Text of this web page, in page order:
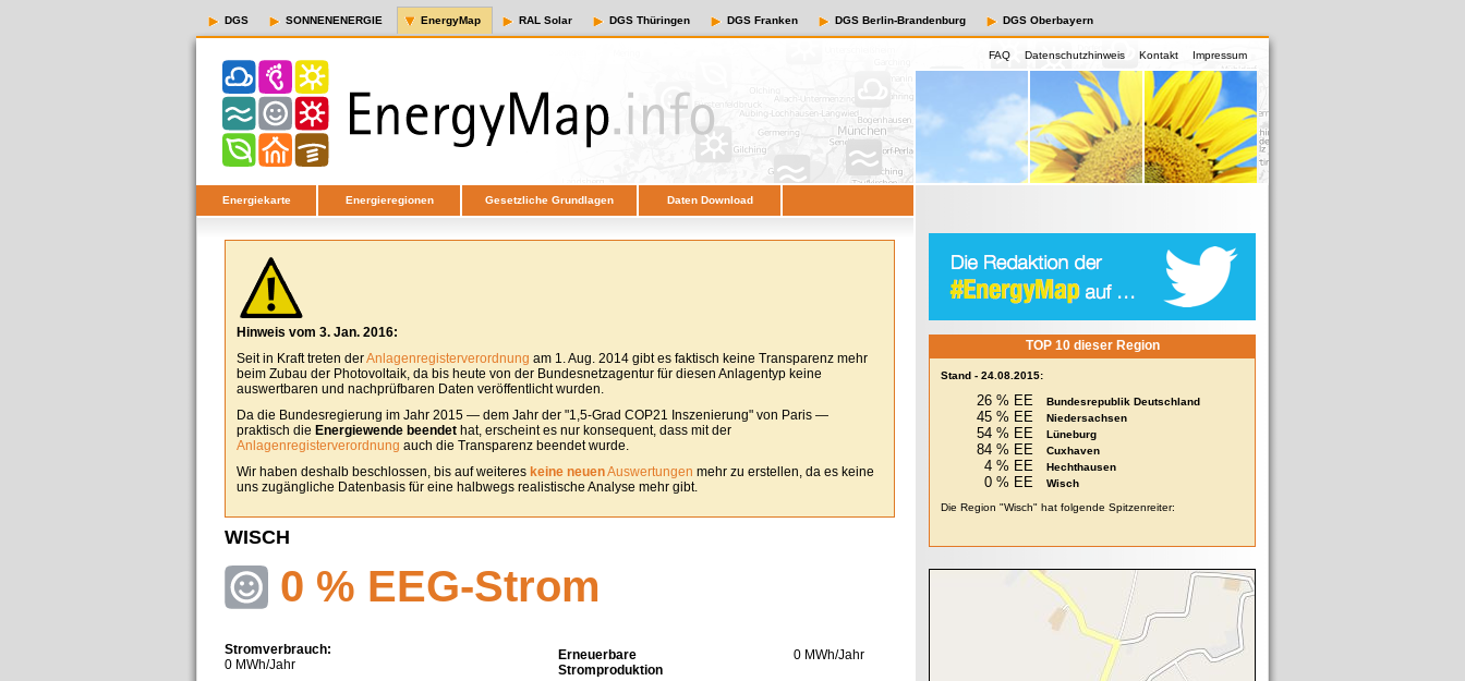
DGS SONNENENERGIE EnergyMap RAL Solar DGS Thüringen DGS Franken DGS Berlin-Brandenburg DGS Oberbayern
FAQ Datenschutzhinweis Kontakt Impressum
Energiekarte Energieregionen Gesetzliche Grundlagen Daten Download
Hinweis vom 3. Jan. 2016:
Seit in Kraft treten derAnlagenregisterverordnung am 1. Aug. 2014 gibt es faktisch keine Transparenz mehr
beim Zubau der Photovoltaik, da bis heute von der Bundesnetzagentur für diesen Anlagentyp keine
auswertbaren und nachprüfbaren Daten veröffentlicht wurden.
Da die Bundesregierung im Jahr 2015 — dem Jahr der "1,5-Grad COP21 Inszenierung" von Paris —
praktisch die Energiewende beendet hat, erscheint es nur konsequent, dass mit der
Anlagenregisterverordnung auch die Transparenz beendet wurde.
Wir haben deshalb beschlossen, bis auf weiteres keine neuenAuswertungen mehr zu erstellen, da es keine
uns zugängliche Datenbasis für eine halbwegs realistische Analyse mehr gibt.
WISCH
0 % EEG-Strom
Stromverbrauch:
0 MWh/Jahr
Erneuerbare
Stromproduktion
0 MWh/Jahr
TOP 10 dieser Region
Stand - 24.08.2015:
26 % EE Bundesrepublik Deutschland
45 % EE Niedersachsen
54 % EE Lüneburg
84 % EE Cuxhaven
4 % EE Hechthausen
0 % EE
Wisch
Die Region "Wisch" hat folgende Spitzenreiter: